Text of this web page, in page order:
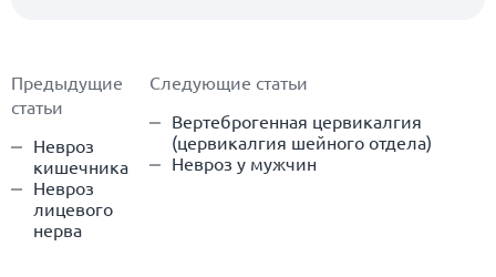
Предыдущие
статьи
Невроз
кишечника
Невроз
лицевого
нерва
Следующие статьи
Вертеброгенная цервикалгия
(цервикалгия шейного отдела)
Невроз у мужчин